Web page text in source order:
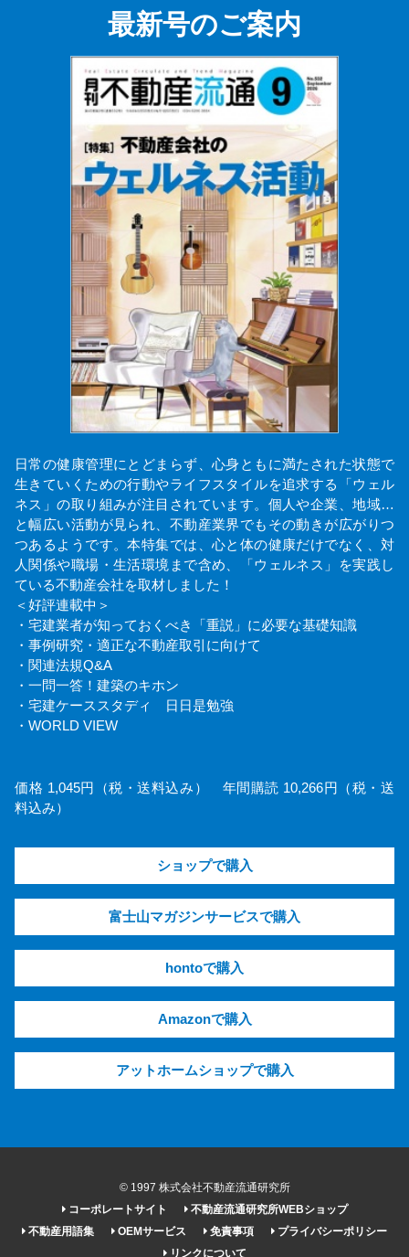
最新号のご案内
日常の健康管理にとどまらず、心身ともに満たされた状態で
生きていくための行動やライフスタイルを追求する「ウェル
ネス」の取り組みが注目されています。個人や企業、地域…
と幅広い活動が見られ、不動産業界でもその動きが広がりつ
つあるようです。本特集では、心と体の健康だけでなく、対
人関係や職場・生活環境まで含め、「ウェルネス」を実践し
ている不動産会社を取材しました！
＜好評連載中＞
・宅建業者が知っておくべき「重説」に必要な基礎知識
・事例研究・適正な不動産取引に向けて
・関連法規Q&A
・一問一答！建築のキホン
・宅建ケーススタディ 日日是勉強
・WORLD VIEW
価格 1,045円（税・送料込み） 年間購読 10,266円（税・送
料込み）
ショップで購入
富士山マガジンサービスで購入
hontoで購入
Amazonで購入
アットホームショップで購入
© 1997 株式会社不動産流通研究所
コーポレートサイト
不動産流通研究所WEBショップ
不動産用語集
OEMサービス 免責事項
プライバシーポリシー
リンクについて